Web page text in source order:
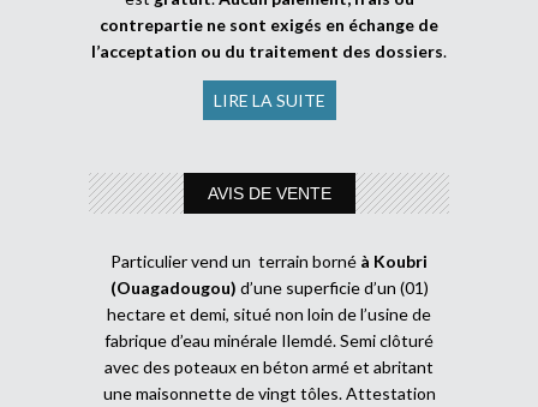
contrepartie ne sont exigés en échange de
l’acceptation ou du traitement des dossiers.
LIRE LA SUITE
AVIS DE VENTE
Particulier vend un terrain borné à Koubri
(Ouagadougou) d’une superficie d’un (01)
hectare et demi, situé non loin de l’usine de
fabrique d’eau minérale Ilemdé. Semi clôturé
avec des poteaux en béton armé et abritant
une maisonnette de vingt tôles. Attestation